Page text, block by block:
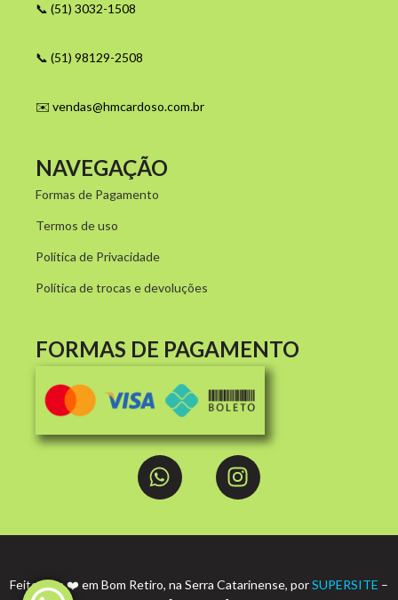
📞 (51) 3032-1508
📞 (51) 98129-2508
✉️ vendas@hmcardoso.com.br
NAVEGAÇÃO
Formas de Pagamento
Termos de uso
Política de Privacidade
Política de trocas e devoluções
FORMAS DE PAGAMENTO
Feito com ❤️ em Bom Retiro, na Serra Catarinense, porSUPERSITE –